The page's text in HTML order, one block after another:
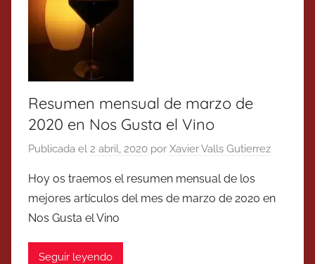
Resumen mensual de marzo de
2020 en Nos Gusta el Vino
Publicada el 2 abril, 2020 por Xavier Valls Gutierrez
Hoy os traemos el resumen mensual de los
mejores artículos del mes de marzo de 2020 en
Nos Gusta el Vino
Seguir leyendo